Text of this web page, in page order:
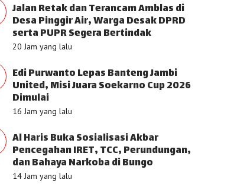
Jalan Retak dan Terancam Amblas di
Desa Pinggir Air, Warga Desak DPRD
serta PUPR Segera Bertindak
20 Jam yang lalu
Edi Purwanto Lepas Banteng Jambi
United, Misi Juara Soekarno Cup 2026
Dimulai
16 Jam yang lalu
Al Haris Buka Sosialisasi Akbar
Pencegahan IRET, TCC, Perundungan,
dan Bahaya Narkoba di Bungo
14 Jam yang lalu